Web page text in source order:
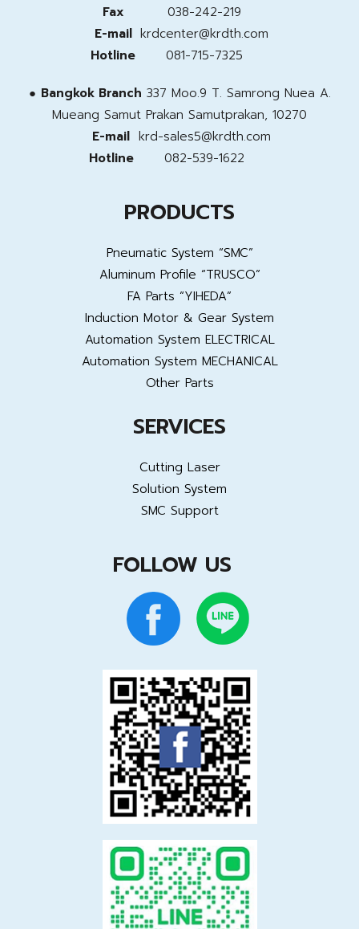
Fax
038-242-219
E-mail krdcenter@krdth.com
Hotline
081-715-7325
● Bangkok Branch 337 Moo.9 T. Samrong Nuea A.
Mueang Samut Prakan Samutprakan, 10270
E-mail krd-sales5@krdth.com
Hotline
082-539-1622
PRODUCTS
Pneumatic System “SMC”
Aluminum Profile “TRUSCO”
FA Parts “YIHEDA”
Induction Motor & Gear System
Automation System ELECTRICAL
Automation System MECHANICAL
Other Parts
SERVICES
Cutting Laser
Solution System
SMC Support
FOLLOW US